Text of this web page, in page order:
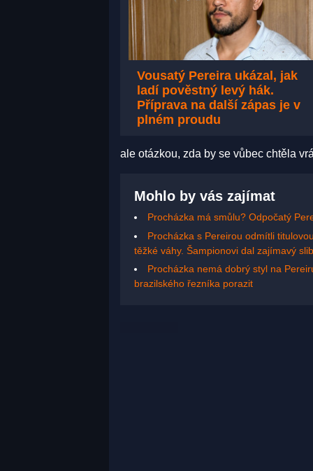
Vousatý Pereira ukázal, jak
ladí pověstný levý hák.
Příprava na další zápas je v
plném proudu
ale otázkou, zda by se vůbec chtěla
Mohlo by vás zajímat
Procházka má smůlu? Odpočatý
Procházka s Pereirou odmítli
těžké váhy. Šampionovi dal zajímavý slib
Procházka nemá dobrý styl na
brazilského řezníka porazit